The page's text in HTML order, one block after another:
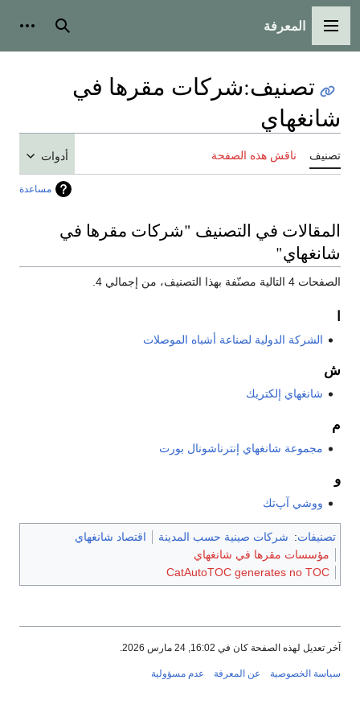
القائمة الرئيسية
المعرفة بحث
تصنيف:شركات مقرها في
شانغهاي
تصنيف ناقش هذه الصفحة أدوات
مساعدة
المقالات في التصنيف "شركات مقرها في
شانغهاي"
الصفحات 4 التالية مصنّفة بهذا التصنيف، من إجمالي 4.
الشركة الدولية لصناعة أشباه الموصلات
ش
شانغهاي إلكتريك
م
مجموعة شانغهاي إنترناشونال بورت
و
ووشي آپ‌تك
تصنيفات: شركات صينية حسب المدينة
اقتصاد شانغهاي
مؤسسات مقرها في شانغهاي
CatAutoTOC generates no TOC
آخر تعديل لهذه الصفحة كان في 16:02, 24 مارس 2026.
سياسة الخصوصية عن المعرفة عدم مسؤولية